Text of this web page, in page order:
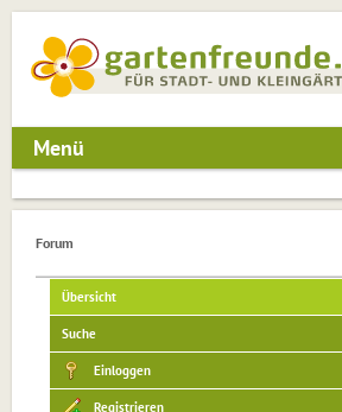
Menü
Forum
Übersicht
Suche
Einloggen
Registrieren